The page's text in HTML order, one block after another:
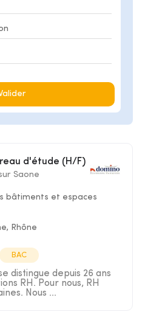
d'étude (H/F)
Saone
bâtiments et espaces
Rhône
BAC
distingue depuis 26 ans
RH. Pour nous, RH
Nous ...